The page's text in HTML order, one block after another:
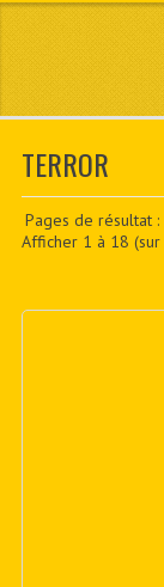
TERROR
Pages de résultat :
Afficher 1 à 18 (sur